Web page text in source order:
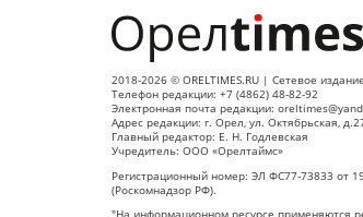
2018-2026 © ORELTIMES.RU | Сетевое
Телефон редакции: +7 (4862) 48-82-92
Электронная почта редакции:
Адрес редакции: г. Орел, ул. Октябрьская,
Главный редактор: Е. Н. Годлевская
Учредитель: ООО «Орелтаймс»
Регистрационный номер: ЭЛ ФС77-73833 от
(Роскомнадзор РФ).